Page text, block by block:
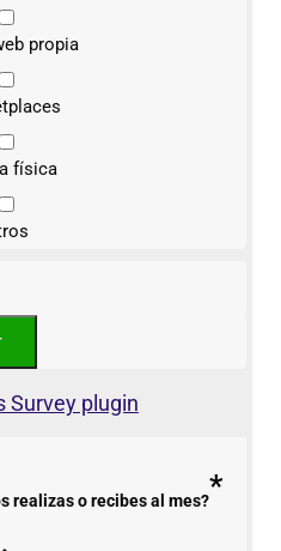
propia
física
Survey plugin
realizas o recibes al mes?*